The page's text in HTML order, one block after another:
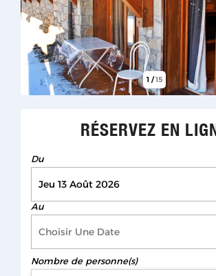
1/15
RÉSERVEZ EN
Du
Au
Nombre de personne(s)